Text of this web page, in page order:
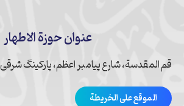
عنوان حوزة الاطهار
قم المقدسة، شارع پیامبر اعظم، پارکینگ
الموقع على الخريطة